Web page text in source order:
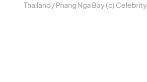
Thai­land /​ Phang Nga Bay (c)